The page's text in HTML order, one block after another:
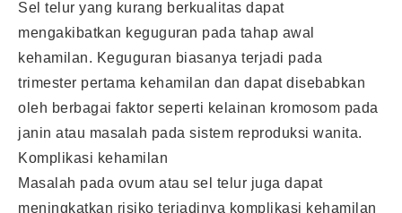
Sel telur yang kurang berkualitas dapat
mengakibatkan keguguran pada tahap awal
kehamilan. Keguguran biasanya terjadi pada
trimester pertama kehamilan dan dapat disebabkan
oleh berbagai faktor seperti kelainan kromosom pada
janin atau masalah pada sistem reproduksi wanita.
Komplikasi kehamilan
Masalah pada ovum atau sel telur juga dapat
meningkatkan risiko terjadinya komplikasi kehamilan